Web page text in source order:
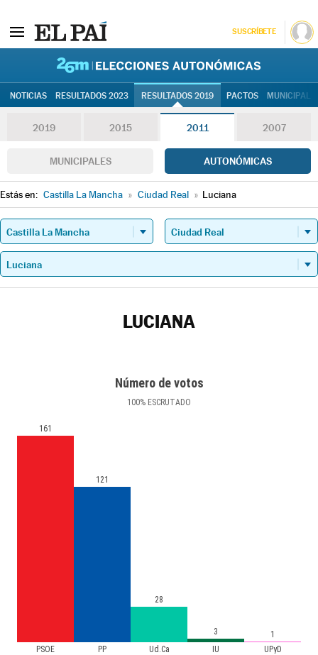
SUSCRÍBETE
NOTICIAS RESULTADOS 2023 RESULTADOS 2019 PACTOS
2019 2015 2011 2007
MUNICIPALES AUTONÓMICAS
Estás en: Castilla La Mancha » Ciudad Real » Luciana
LUCIANA
Número de votos
100% ESCRUTADO
PSOE PP Ud.Ca IU UPyD
161
121
28
3 1